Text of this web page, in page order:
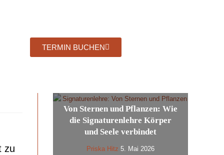
TERMIN BUCHEN
zu
Von Sternen und Pflanzen: Wie
die Signaturenlehre Körper
und Seele verbindet
Priska Hitz 5. Mai 2026